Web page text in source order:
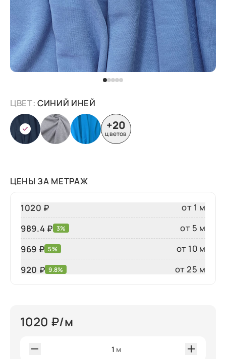
ЦВЕТ:СИНИЙ ИНЕЙ
+20
цветов
ЦЕНЫ ЗА МЕТРАЖ
1020 ₽
от 1 м
989.4 ₽ 3%
от 5 м
969 ₽ 5%
от 10 м
920 ₽ 9.8% от 25 м
1020 ₽/м
1 м